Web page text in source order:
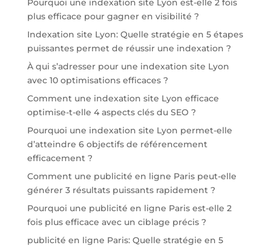
Pourquoi une indexation site Lyon est-elle 2 fois
plus efficace pour gagner en visibilité ?
Indexation site Lyon: Quelle stratégie en 5 étapes
puissantes permet de réussir une indexation ?
À qui s’adresser pour une indexation site Lyon
avec 10 optimisations efficaces ?
Comment une indexation site Lyon efficace
optimise-t-elle 4 aspects clés du SEO ?
Pourquoi une indexation site Lyon permet-elle
d’atteindre 6 objectifs de référencement
efficacement ?
Comment une publicité en ligne Paris peut-elle
générer 3 résultats puissants rapidement ?
Pourquoi une publicité en ligne Paris est-elle 2
fois plus efficace avec un ciblage précis ?
publicité en ligne Paris: Quelle stratégie en 5